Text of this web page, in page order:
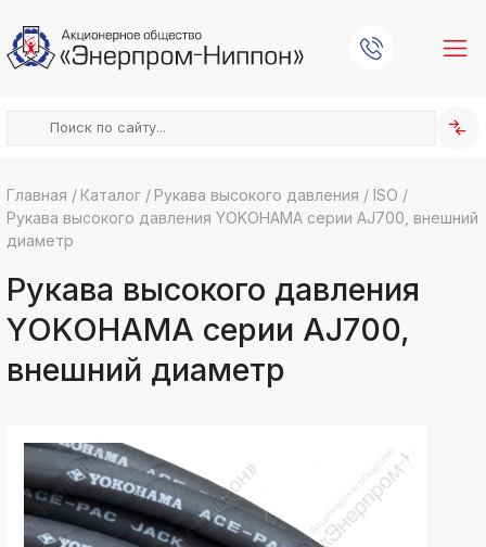
k
ksldkfjsdlfkjsls;ldfkgjsdl;kfkфыва
ksldkfjsdlfkjsls;ldfkgjsdl;kfkфыва
k
ksldkfjsdlfkjsls;ldfkgjsdl;kfkфыва
k
ksldkfjsdlfkjsls;ldfkgjsdl;kfkфыва
k
ksldkfjsdlfkjsls;ldfkgjsdl;kfkфыва
Главная / Каталог / Рукава высокого давления / ISO /
Рукава высокого давления YOKOHAMA серии AJ700, внешний
диаметр
Рукава высокого давления
YOKOHAMA серии AJ700,
внешний диаметр